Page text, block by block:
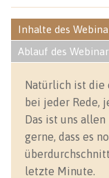
Inhalte des
Ablauf des
Natürlich ist die
bei jeder Rede,
Das ist uns
gerne, dass es
letzte Minute.